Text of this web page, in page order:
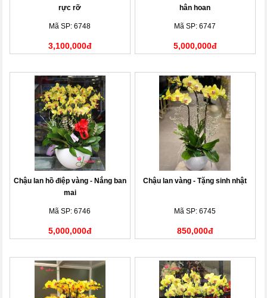
rực rỡ
Mã SP: 6748
3,100,000đ
hân hoan
Mã SP: 6747
5,000,000đ
Chậu lan hồ điệp vàng - Nắng ban
mai
Mã SP: 6746
5,000,000đ
Chậu lan vàng - Tặng sinh nhật
Mã SP: 6745
850,000đ